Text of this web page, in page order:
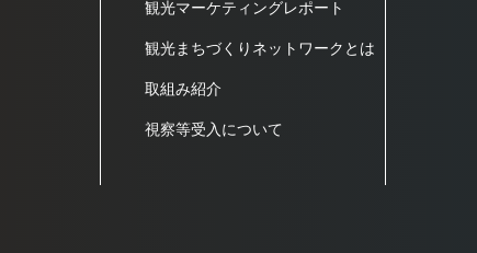
観光マーケティングレポート
観光まちづくりネットワークとは
取組み紹介
視察等受入について